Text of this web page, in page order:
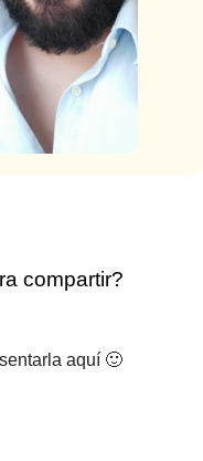
compartir?
aquí 🙂